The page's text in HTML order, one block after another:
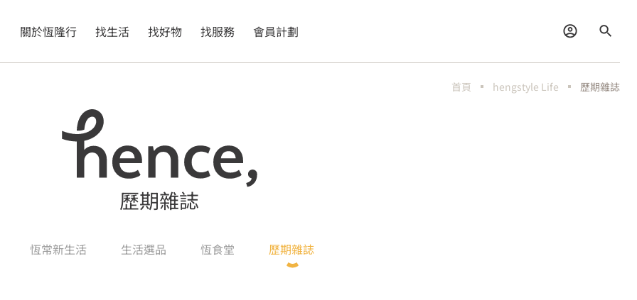
關於恆隆行 找生活 找好物 找服務 會員計劃
首頁 hengstyle Life 歷期雜誌
歷期雜誌
恆常新生活 生活選品 恆食堂 歷期雜誌